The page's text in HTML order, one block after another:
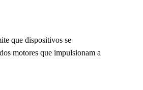
que dispositivos se
motores que impulsionam a